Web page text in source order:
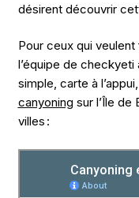
désirent découvrir
Pour ceux qui veulent
l’équipe de
simple, carte à
canyoning sur l’Île de
villes :